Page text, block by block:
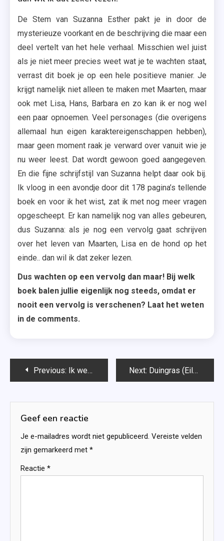
De Stem van Suzanna Esther pakt je in door de
mysterieuze voorkant en de beschrijving die maar een
deel vertelt van het hele verhaal. Misschien wel juist
als je niet meer precies weet wat je te wachten staat,
verrast dit boek je op een hele positieve manier. Je
krijgt namelijk niet alleen te maken met Maarten, maar
ook met Lisa, Hans, Barbara en zo kan ik er nog wel
een paar opnoemen. Veel personages (die overigens
allemaal hun eigen karaktereigenschappen hebben),
maar geen moment raak je verward over vanuit wie je
nu weer leest. Dat wordt gewoon goed aangegeven.
En die fijne schrijfstijl van Suzanna helpt daar ook bij.
Ik vloog in een avondje door dit 178 pagina’s tellende
boek en voor ik het wist, zat ik met nog meer vragen
opgescheept. Er kan namelijk nog van alles gebeuren,
dus Suzanna: als je nog een vervolg gaat schrijven
over het leven van Maarten, Lisa en de hond op het
einde.. dan wil ik dat zeker lezen.
Dus wachten op een vervolg dan maar! Bij welk
boek balen jullie eigenlijk nog steeds, omdat er
nooit een vervolg is verschenen? Laat het weten
in de comments.
Bericht
Previous: Ik weet alleen mijn naam nog – C.J. Cooke Next: Duingras (Eilandliefde #1) – Jackie van Laren
Geef een reactie
Je e-mailadres wordt niet gepubliceerd. Vereiste velden
zijn gemarkeerd met *
Reactie *